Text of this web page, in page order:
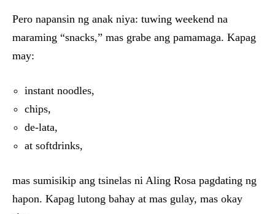
Pero napansin ng anak niya: tuwing weekend na
maraming “snacks,” mas grabe ang pamamaga. Kapag
may:
instant noodles,
chips,
de-lata,
at softdrinks,
mas sumisikip ang tsinelas ni Aling Rosa pagdating ng
hapon. Kapag lutong bahay at mas gulay, mas okay